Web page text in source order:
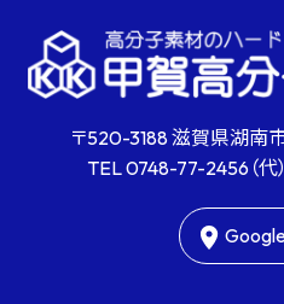
〒520-3188 滋賀県湖南
TEL0748-77-2456 （